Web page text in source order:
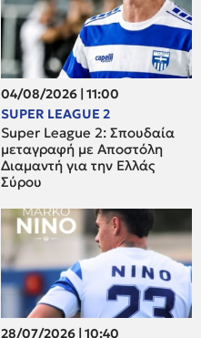
04/08/2026 | 11:00
SUPER LEAGUE 2
Super League 2: Σπουδαία
μεταγραφή με Αποστόλη
Διαμαντή για την Ελλάς
Σύρου
28/07/2026 | 10:40